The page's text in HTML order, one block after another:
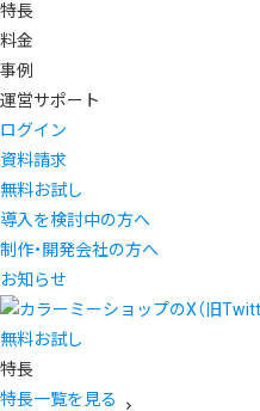
特長
料金
事例
運営サポート
ログイン
資料請求
無料お試し
導入を検討中の方へ
制作・開発会社の方へ
お知らせ
無料お試し
特長
特長一覧を見る